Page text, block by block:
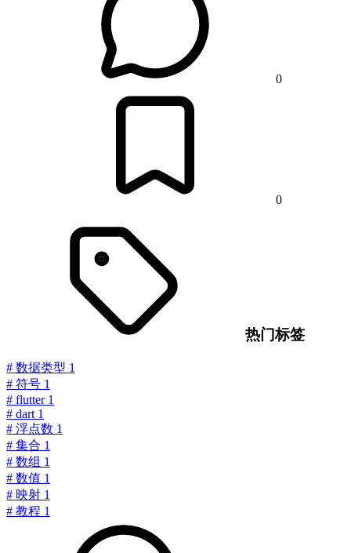
0
0
热门标签
# 数据类型 1
# 符号 1
# flutter 1
# dart 1
# 浮点数 1
# 集合 1
# 数组 1
# 数值 1
# 映射 1
# 教程 1